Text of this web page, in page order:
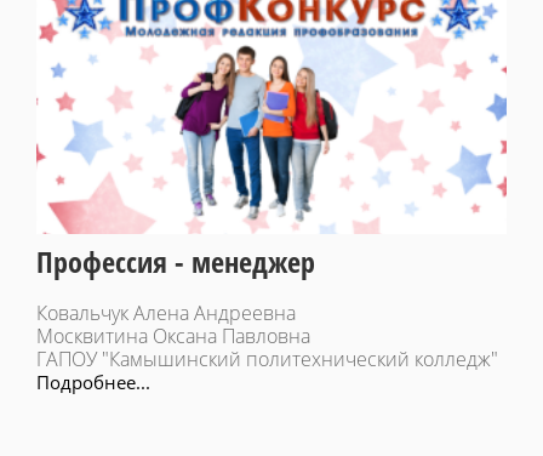
Профессия - менеджер
Ковальчук Алена Андреевна
Москвитина Оксана Павловна
ГАПОУ "Камышинский политехнический колледж"
Подробнее...